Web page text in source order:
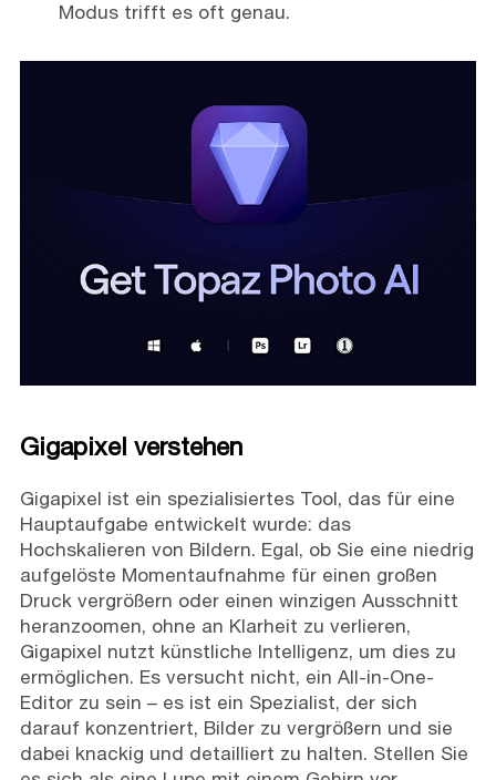
Modus trifft es oft genau.
Gigapixel verstehen
Gigapixel ist ein spezialisiertes Tool, das für eine
Hauptaufgabe entwickelt wurde: das
Hochskalieren von Bildern. Egal, ob Sie eine niedrig
aufgelöste Momentaufnahme für einen großen
Druck vergrößern oder einen winzigen Ausschnitt
heranzoomen, ohne an Klarheit zu verlieren,
Gigapixel nutzt künstliche Intelligenz, um dies zu
ermöglichen. Es versucht nicht, ein All-in-One-
Editor zu sein – es ist ein Spezialist, der sich
darauf konzentriert, Bilder zu vergrößern und sie
dabei knackig und detailliert zu halten. Stellen Sie